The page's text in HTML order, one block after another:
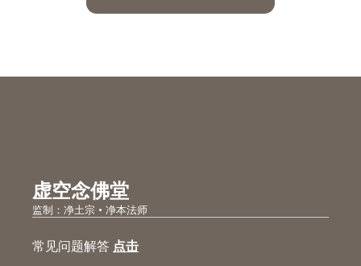
虚空念佛堂
监制：净土宗 • 净本法师
常见问题解答 点击